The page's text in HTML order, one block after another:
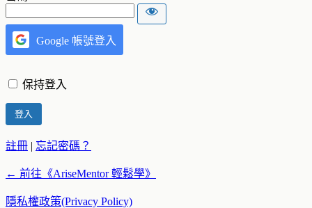
Google 帳號登入
保持登入
註冊 | 忘記密碼？
← 前往《AriseMentor 輕鬆學》
隱私權政策(Privacy Policy)